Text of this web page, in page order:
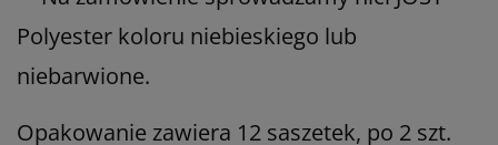
Polyester koloru niebieskiego lub
niebarwione.
Opakowanie zawiera 12 saszetek, po 2 szt.